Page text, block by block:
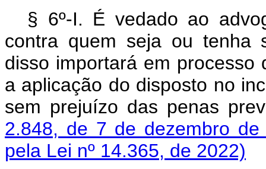
§ 6º-I. É vedado ao
contra quem seja ou tenha
disso importará em processo
a aplicação do disposto no
sem prejuízo das penas
2.848, de 7 de dezembro de
pela Lei nº 14.365, de 2022)